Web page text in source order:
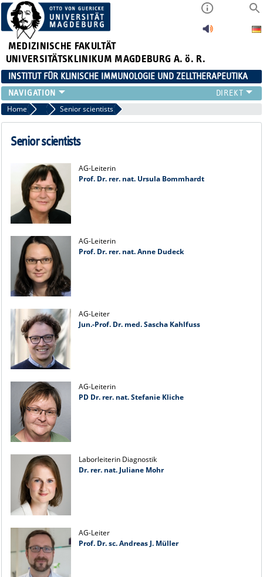
MEDIZINISCHE FAKULTÄT
UNIVERSITÄTSKLINIKUM MAGDEBURG A. ö. R.
INSTITUT FÜR KLINISCHE IMMUNOLOGIE UND ZELLTHERAPEUTIKA
FORSCHUNG
LEHRE
DIAGNOSTIK
VERANSTALTUNGEN
TEAM
KONTAKT
Home Wissenschaftliches Personal
Senior scientists
Senior scientists
AG-Leiterin
Prof. Dr. rer. nat. Ursula Bommhardt
AG-Leiterin
Prof. Dr. rer. nat. Anne Dudeck
AG-Leiter
Jun.-Prof. Dr. med. Sascha Kahlfuss
AG-Leiterin
PD Dr. rer. nat. Stefanie Kliche
Laborleiterin Diagnostik
Dr. rer. nat. Juliane Mohr
AG-Leiter
Prof. Dr. sc. Andreas J. Müller